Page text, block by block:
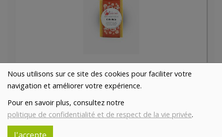
Nous utilisons sur ce site des cookies pour faciliter votre
navigation et améliorer votre expérience.
Pour en savoir plus, consultez notre
politique de confidentialité et de respect de la vie privée.
LOUISE EMOI 5.3€/pc
- pc
5.3€
Réception souhaitée le